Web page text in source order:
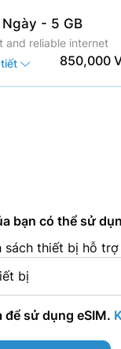
- 5 GB
and reliable internet
tiết
850,000
bạn có thể sử
sách thiết bị hỗ trợ
bị
sử dụng eSIM.